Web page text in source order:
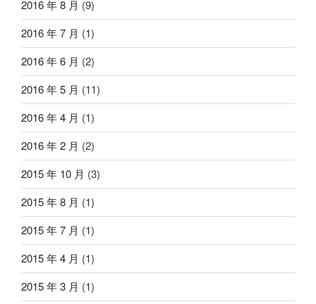
2016 年 8 月 (9)
2016 年 7 月 (1)
2016 年 6 月 (2)
2016 年 5 月 (11)
2016 年 4 月 (1)
2016 年 2 月 (2)
2015 年 10 月 (3)
2015 年 8 月 (1)
2015 年 7 月 (1)
2015 年 4 月 (1)
2015 年 3 月 (1)